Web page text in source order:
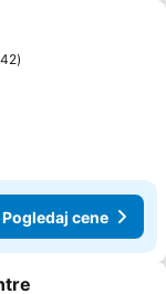
Pogledaj cene